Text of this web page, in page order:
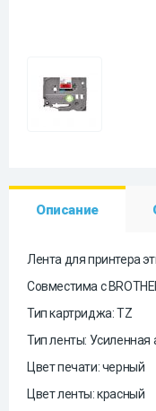
Описание
Лента для принтера
Совместима с
Тип картриджа: TZ
Тип ленты: Усиленная
Цвет печати: черный
Цвет ленты: красный